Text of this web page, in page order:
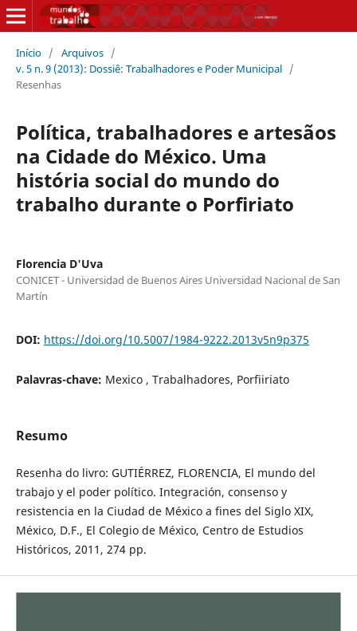
Início / Arquivos /
v. 5 n. 9 (2013): Dossiê: Trabalhadores e Poder Municipal /
Resenhas
Política, trabalhadores e artesãos
na Cidade do México. Uma
história social do mundo do
trabalho durante o Porfiriato
Florencia D'Uva
CONICET - Universidad de Buenos Aires Universidad Nacional de San
Martín
DOI: https://doi.org/10.5007/1984-9222.2013v5n9p375
Palavras-chave: Mexico , Trabalhadores, Porfiiriato
Resumo
Resenha do livro: GUTIÉRREZ, FLORENCIA, El mundo del
trabajo y el poder político. Integración, consenso y
resistencia en la Ciudad de México a fines del Siglo XIX,
México, D.F., El Colegio de México, Centro de Estudios
Históricos, 2011, 274 pp.